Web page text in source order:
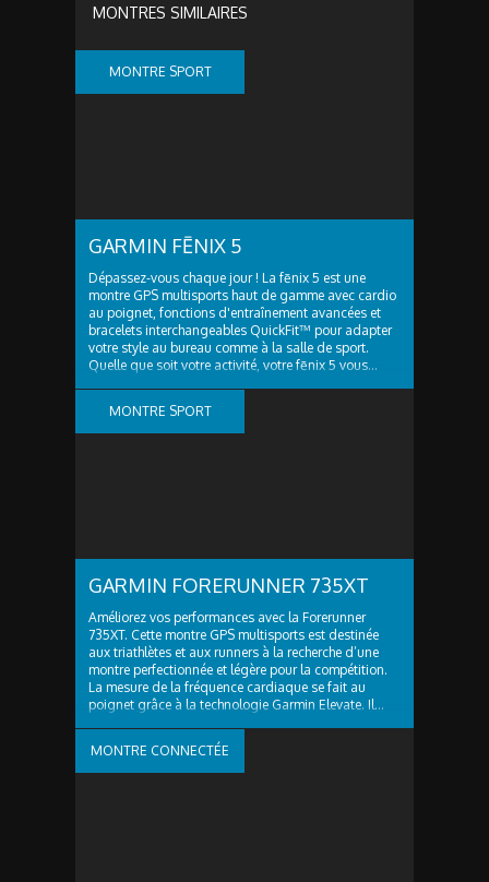
MONTRES SIMILAIRES
MONTRE SPORT
GARMIN FĒNIX 5
Dépassez-vous chaque jour ! La fēnix 5 est une
montre GPS multisports haut de gamme avec cardio
au poignet, fonctions d'entraînement avancées et
bracelets interchangeables QuickFit™ pour adapter
votre style au bureau comme à la salle de sport.
Quelle que soit votre activité, votre fēnix 5 vous...
MONTRE SPORT
GARMIN FORERUNNER 735XT
Améliorez vos performances avec la Forerunner
735XT. Cette montre GPS multisports est destinée
aux triathlètes et aux runners à la recherche d’une
montre perfectionnée et légère pour la compétition.
La mesure de la fréquence cardiaque se fait au
poignet grâce à la technologie Garmin Elevate. Il...
MONTRE CONNECTÉE